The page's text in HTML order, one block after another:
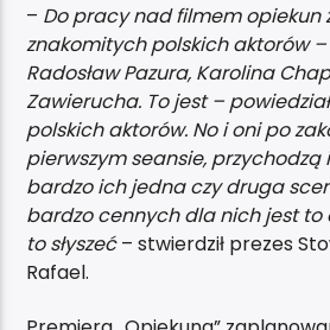
– Do pracy nad filmem opiekun
znakomitych polskich aktorów –
Radosław Pazura, Karolina
Zawierucha. To jest –
polskich aktorów. No i oni po
pierwszym seansie, przychodzą
bardzo ich jedna czy druga
bardzo cennych dla nich jest to
to słyszeć– stwierdził prezes
Rafael.